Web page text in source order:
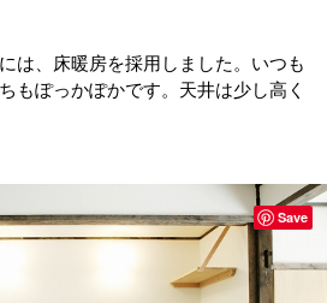
は、床暖房を採用しました。いつも
もぽっかぽかです。天井は少し高く
Save